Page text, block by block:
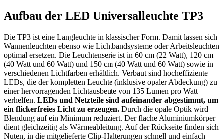
Aufbau der LED Universalleuchte TP3
Die TP3 ist eine Langleuchte in klassischer Form. Damit lassen sich
Wannenleuchten ebenso wie Lichtbandsysteme oder Arbeitsleuchten
optimal ersetzen. Die Leuchtenserie ist in 60 cm (22 Watt), 120 cm
(40 Watt und 60 Watt) und 150 cm (40 Watt und 60 Watt) sowie in
verschiedenen Lichtfarben erhältlich. Verbaut sind hocheffiziente
LEDs, die der kompletten Leuchte (inklusive opaler Abdeckung) zu
einer hervorragenden Lichtausbeute von 135 Lumen pro Watt
verhelfen. LEDs und Netzteile sind aufeinander abgestimmt, um
ein flickerfreies Licht zu erzeugen. Durch die opale Optik wird
Blendung auf ein Minimum reduziert. Der flache Aluminiumkörper
dient gleichzeitig als Wärmeableitung. Auf der Rückseite finden sich
Nuten, in die mitgelieferte Clip-Halterungen schnell und einfach